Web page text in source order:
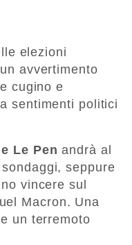
elezioni
avvertimento
cugino e
sentimenti politici
Le Pen andrà al
seppure
vincere sul
Macron. Una
un terremoto